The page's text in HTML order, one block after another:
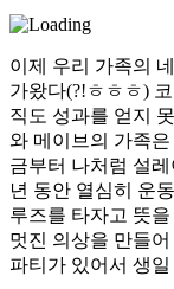
이제 우리 가족의
가왔다(?!ㅎㅎㅎ)
직도 성과를 얻지
와 메이브의 가족
금부터 나처럼 설
년 동안 열심히 운
루즈를 타자고 뜻
멋진 의상을 만들
파티가 있어서 생